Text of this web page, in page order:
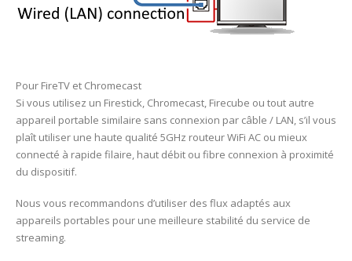
Pour FireTV et Chromecast
Si vous utilisez un Firestick, Chromecast, Firecube ou tout autre
appareil portable similaire sans connexion par câble / LAN, s’il vous
plaît utiliser une haute qualité 5GHz routeur WiFi AC ou mieux
connecté à rapide filaire, haut débit ou fibre connexion à proximité
du dispositif.
Nous vous recommandons d’utiliser des flux adaptés aux
appareils portables pour une meilleure stabilité du service de
streaming.